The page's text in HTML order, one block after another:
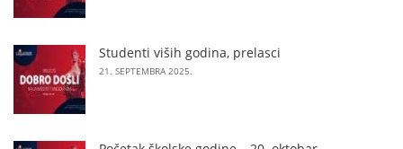
Studenti viših godina, prelasci
21. SEPTEMBRA 2025.